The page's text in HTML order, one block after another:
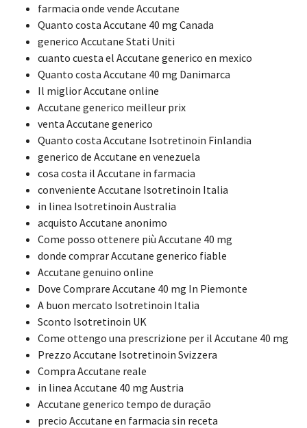
farmacia onde vende Accutane
Quanto costa Accutane 40 mg Canada
generico Accutane Stati Uniti
cuanto cuesta el Accutane generico en mexico
Quanto costa Accutane 40 mg Danimarca
Il miglior Accutane online
Accutane generico meilleur prix
venta Accutane generico
Quanto costa Accutane Isotretinoin Finlandia
generico de Accutane en venezuela
cosa costa il Accutane in farmacia
conveniente Accutane Isotretinoin Italia
in linea Isotretinoin Australia
acquisto Accutane anonimo
Come posso ottenere più Accutane 40 mg
donde comprar Accutane generico fiable
Accutane genuino online
Dove Comprare Accutane 40 mg In Piemonte
A buon mercato Isotretinoin Italia
Sconto Isotretinoin UK
Come ottengo una prescrizione per il Accutane 40 mg
Prezzo Accutane Isotretinoin Svizzera
Compra Accutane reale
in linea Accutane 40 mg Austria
Accutane generico tempo de duração
precio Accutane en farmacia sin receta